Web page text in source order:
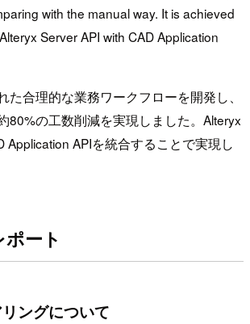
with the manual way. It is achieved
Server API with CAD Application
た合理的な業務ワークフローを開発し、
80%の工数削減を実現しました。Alteryx
Application APIを統合することで実現し
ート
ングについて